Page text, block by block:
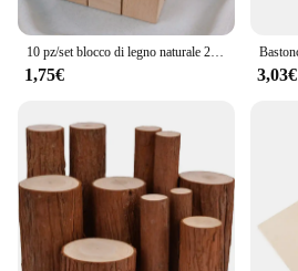
10 pz/set blocco di legno naturale 2x2cm legno artigianato fai da te per bambini costruzione in legno massello novità blocchi giocattoli educativi
1,75€ 3,03€